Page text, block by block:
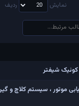
نمایش ردیف
شیفتر
موتور ، سیستم کلاچ و